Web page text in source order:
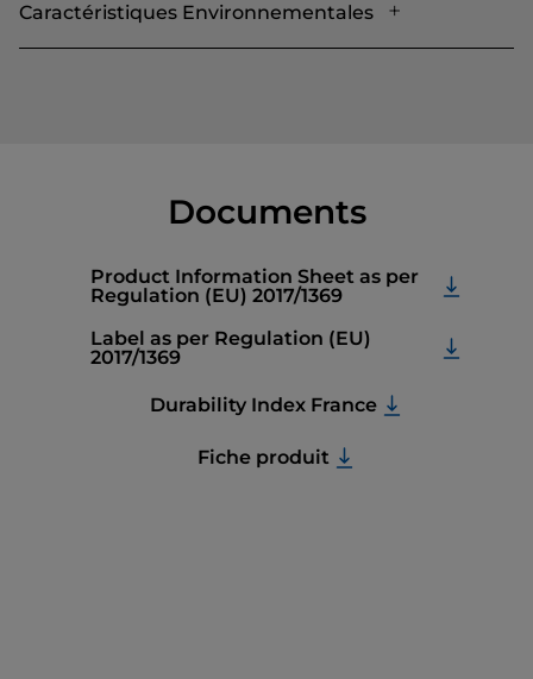
Caractéristiques Environnementales
Documents
Product Information Sheet as per
Regulation (EU) 2017/1369
Label as per Regulation (EU)
2017/1369
Durability Index France
Fiche produit